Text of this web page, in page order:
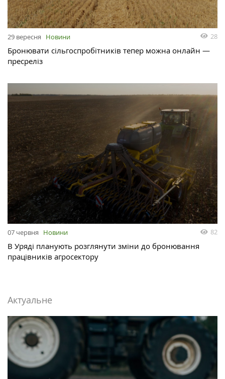
29 вересня Новини 28
Бронювати сільгоспробітників тепер можна онлайн —
пресреліз
07 червня Новини 82
В Уряді планують розглянути зміни до бронювання
працівників агросектору
Актуальне